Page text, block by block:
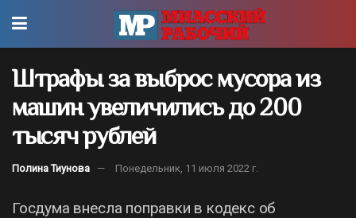
Штрафы за выброс мусора из
машин увеличились до 200
тысяч рублей
Полина Тиунова Понедельник, 11 июля 2022 г.
Госдума внесла поправки в кодекс об